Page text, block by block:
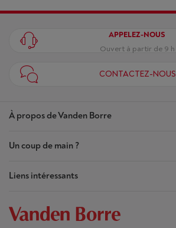
À propos de Vanden Borre
Nos magasins
Contrat de Confiance
Plan du site
Un coup de main ?
Mes commandes
Demande de réparation
Liens intéressants
Outlet
APPELEZ-NOUS
Ouvert à partir de 9 h
CONTACTEZ-NOUS